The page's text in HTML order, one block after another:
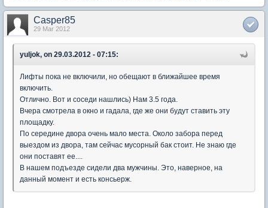
Casper85
29 Mar 2012
yuljok, on 29.03.2012 - 07:15:
Лифты пока не включили, но обещают в ближайшее время
включить.
Отлично. Вот и соседи нашлись) Нам 3.5 года.
Вчера смотрела в окно и гадала, где же они будут ставить эту
площадку.
По середине двора очень мало места. Около забора перед
выездом из двора, там сейчас мусорный бак стоит. Не знаю где
они поставят ее....
В нашем подъезде сидели два мужчины. Это, наверное, на
данный момент и есть консьерж.